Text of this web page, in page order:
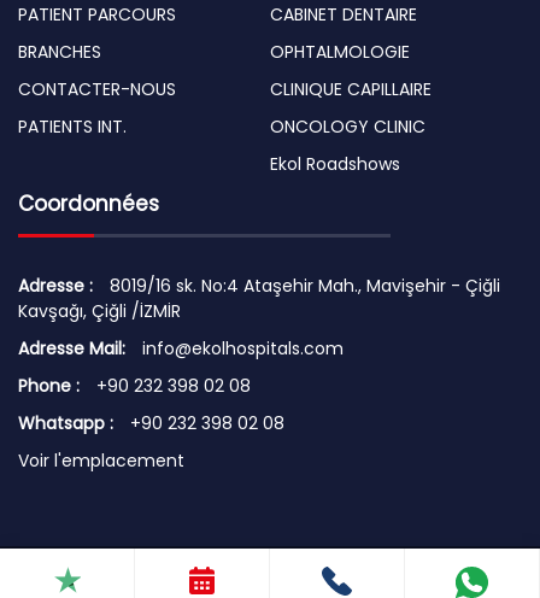
PATIENT PARCOURS
BRANCHES
CONTACTER-NOUS
PATIENTS INT.
CABINET DENTAIRE
OPHTALMOLOGIE
CLINIQUE CAPILLAIRE
ONCOLOGY CLINIC
Ekol Roadshows
Coordonnées
Adresse :
8019/16 sk. No:4 Ataşehir Mah., Mavişehir - Çiğli
Kavşağı, Çiğli /İZMİR
Adresse Mail:
info@ekolhospitals.com
Phone :
+90 232 398 02 08
Whatsapp :
+90 232 398 02 08
Voir l'emplacement
© 2026 Copyright by EKOL HOSPITALS